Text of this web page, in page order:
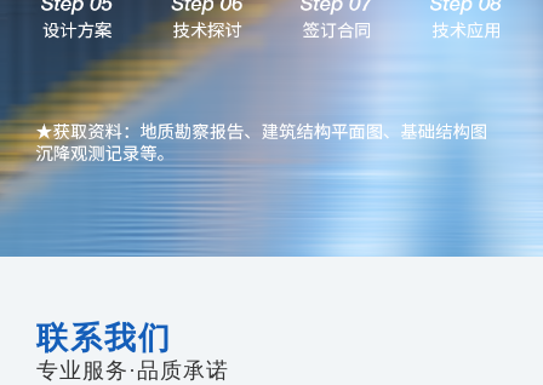
联系我们
专业服务·品质承诺